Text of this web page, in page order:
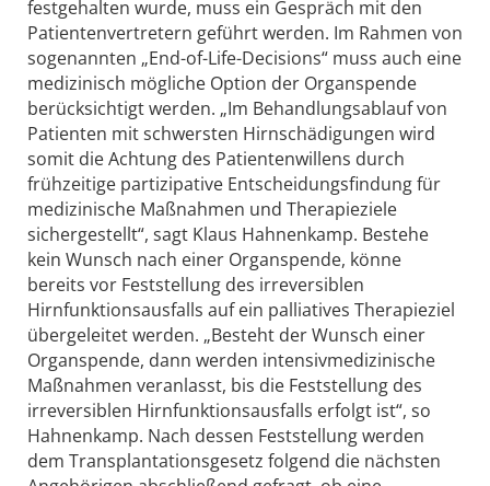
festgehalten wurde, muss ein Gespräch mit den
Patientenvertretern geführt werden. Im Rahmen von
sogenannten „End-of-Life-Decisions“ muss auch eine
medizinisch mögliche Option der Organspende
berücksichtigt werden. „Im Behandlungsablauf von
Patienten mit schwersten Hirnschädigungen wird
somit die Achtung des Patientenwillens durch
frühzeitige partizipative Entscheidungsfindung für
medizinische Maßnahmen und Therapieziele
sichergestellt“, sagt Klaus Hahnenkamp. Bestehe
kein Wunsch nach einer Organspende, könne
bereits vor Feststellung des irreversiblen
Hirnfunktionsausfalls auf ein palliatives Therapieziel
übergeleitet werden. „Besteht der Wunsch einer
Organspende, dann werden intensivmedizinische
Maßnahmen veranlasst, bis die Feststellung des
irreversiblen Hirnfunktionsausfalls erfolgt ist“, so
Hahnenkamp. Nach dessen Feststellung werden
dem Transplantationsgesetz folgend die nächsten